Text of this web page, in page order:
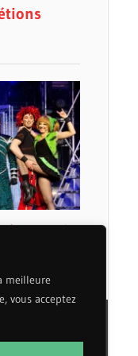
meilleure
vous acceptez